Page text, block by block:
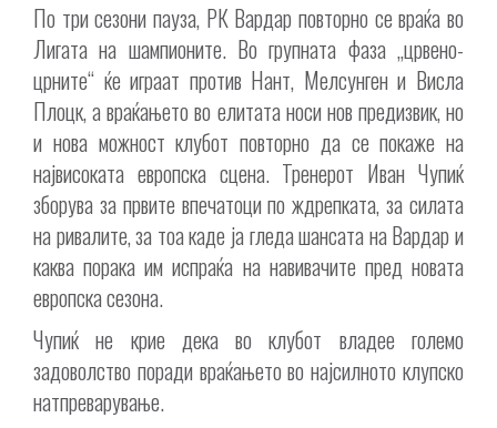
По три сезони пауза, РК Вардар повторно се враќа во
Лигата на шампионите. Во групната фаза „црвено-
црните“ ќе играат против Нант, Мелсунген и Висла
Плоцк, а враќањето во елитата носи нов предизвик, но
и нова можност клубот повторно да се покаже на
највисоката европска сцена. Тренерот Иван Чупиќ
зборува за првите впечатоци по ждрепката, за силата
на ривалите, за тоа каде ја гледа шансата на Вардар и
каква порака им испраќа на навивачите пред новата
европска сезона.
Чупиќ не крие дека во клубот владее големо
задоволство поради враќањето во најсилното клупско
натпреварување.